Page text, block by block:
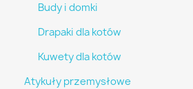
Budy i domki
Drapaki dla kotów
Kuwety dla kotów
Atykuły przemysłowe